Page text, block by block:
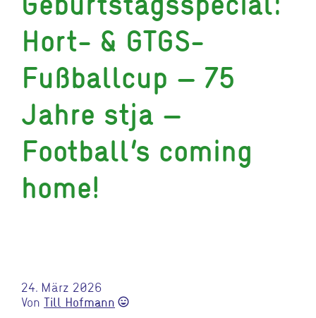
Hort- & GTGS-
Fußballcup – 75
Jahre stja –
Football’s coming
home!
24. März 2026
Von Till Hofmann sentiment_very_satisfied